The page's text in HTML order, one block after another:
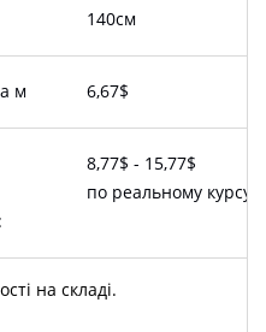
140см
м 6,67$
8,77$ - 15,77$
по реальному курсу
на складі.